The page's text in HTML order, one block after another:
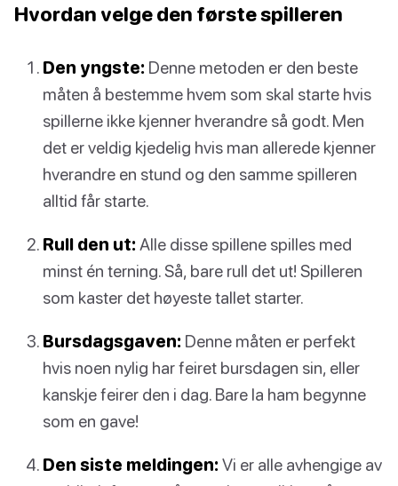
Hvordan velge den første spilleren
Den yngste: Denne metoden er den beste
måten å bestemme hvem som skal starte hvis
spillerne ikke kjenner hverandre så godt. Men
det er veldig kjedelig hvis man allerede kjenner
hverandre en stund og den samme spilleren
alltid får starte.
Rull den ut: Alle disse spillene spilles med
minst én terning. Så, bare rull det ut! Spilleren
som kaster det høyeste tallet starter.
Bursdagsgaven: Denne måten er perfekt
hvis noen nylig har feiret bursdagen sin, eller
kanskje feirer den i dag. Bare la ham begynne
som en gave!
Den siste meldingen: Vi er alle avhengige av